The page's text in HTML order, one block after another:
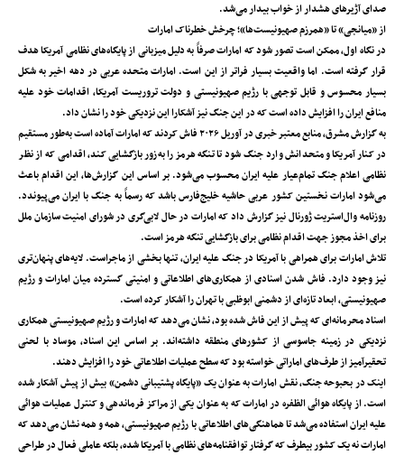
صدای آژیرهای هشدار از خواب بیدار می‌شد.
از «میانجی» تا «همرزم صهیونیست‌ها»؛ چرخش خطرناک امارات
در نگاه اول، ممکن است تصور شود که امارات صرفاً به دلیل میزبانی از پایگاه‌های نظامی آمریکا هدف
قرار گرفته است. اما واقعیت بسیار فراتر از این است. امارات متحده عربی در دهه اخیر به شکل
بسیار محسوس و قابل توجهی با رژیم صهیونیستی و دولت تروریست آمریکا، اقدامات خود علیه
منافع ایران را افزایش داده است که در این جنگ نیز آشکارا این نزدیکی خود را نشان داد.
به گزارش مشرق، منابع معتبر خبری در ‌آوریل ۲۰۲۶ فاش کردند که امارات آماده است به‌طور مستقیم
در کنار آمریکا و متحدانش وارد جنگ شود تا تنگه هرمز را به‌زور بازگشایی کند، اقدامی که از نظر
نظامی اعلام جنگ تمام‌عیار علیه ایران محسوب می‌شود. بر اساس این گزارش‌ها، این اقدام باعث
می‌شود امارات نخستین کشور عربی حاشیه خلیج‌فارس باشد که رسماً به جنگ با ایران می‌پیوندد.
روزنامه وال‌استریت ژورنال نیز گزارش داد که امارات در حال لابی‌گری در شورای امنیت سازمان ملل
برای اخذ مجوز جهت اقدام نظامی برای بازگشایی تنگه هرمز است.
تلاش امارات برای همراهی با آمریکا در جنگ علیه ایران، تنها بخشی از ماجراست. لایه‌های پنهان‌تری
نیز وجود دارد. فاش شدن اسنادی از همکاری‌های اطلاعاتی و امنیتی گسترده میان امارات و رژیم
صهیونیستی، ابعاد تازه‌ای از دشمنی ابوظبی با تهران را آشکار کرده است.
اسناد محرمانه‌ای که پیش از این فاش شده بود، نشان می‌دهد که امارات و رژیم صهیونیستی همکاری
نزدیکی در زمینه جاسوسی از کشورهای منطقه داشته‌اند. بر اساس این اسناد، موساد با لحنی
تحقیرآمیز از طرف‌های اماراتی خواسته بود که سطح عملیات اطلاعاتی خود را افزایش دهند.
اینک در بحبوحه جنگ، نقش امارات به عنوان یک «پایگاه پشتیبانی دشمن» بیش از پیش آشکار شده
است. از پایگاه هوائی الظفره در امارات که به عنوان یکی از مراکز فرماندهی و کنترل عملیات هوائی
علیه ایران استفاده می‌شد تا هماهنگی‌های اطلاعاتی با رژیم صهیونیستی، همه و همه نشان می‌دهد که
امارات نه یک کشور بیطرف که گرفتار توافقنامه‌های نظامی با آمریکا شده، بلکه عاملی فعال در طراحی